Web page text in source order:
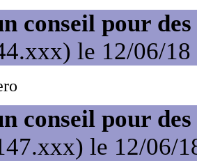
conseil pour des
le 12/06/18
conseil pour des
le 12/06/